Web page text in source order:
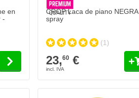
en
-
CROP Laca de piano NEGRA
spray
(1)
23,60 €